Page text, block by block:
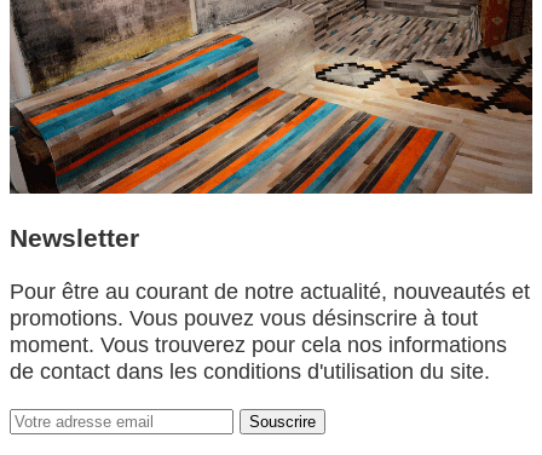
Newsletter
Pour être au courant de notre actualité, nouveautés et
promotions. Vous pouvez vous désinscrire à tout
moment. Vous trouverez pour cela nos informations
de contact dans les conditions d'utilisation du site.
Souscrire